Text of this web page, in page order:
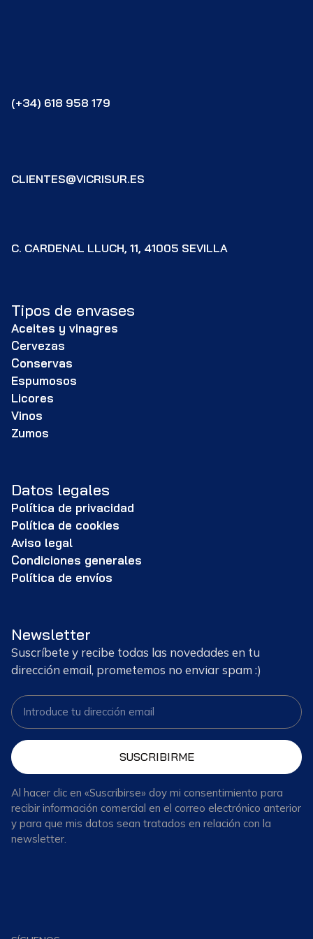
(+34) 618 958 179
CLIENTES@VICRISUR.ES
C. CARDENAL LLUCH, 11, 41005 SEVILLA
Tipos de envases
Aceites y vinagres
Cervezas
Conservas
Espumosos
Licores
Vinos
Zumos
Datos legales
Política de privacidad
Política de cookies
Aviso legal
Condiciones generales
Política de envíos
Newsletter
Suscríbete y recibe todas las novedades en tu
dirección email, prometemos no enviar spam :)
SUSCRIBIRME
Al hacer clic en «Suscribirse» doy mi consentimiento para
recibir información comercial en el correo electrónico anterior
y para que mis datos sean tratados en relación con la
newsletter.